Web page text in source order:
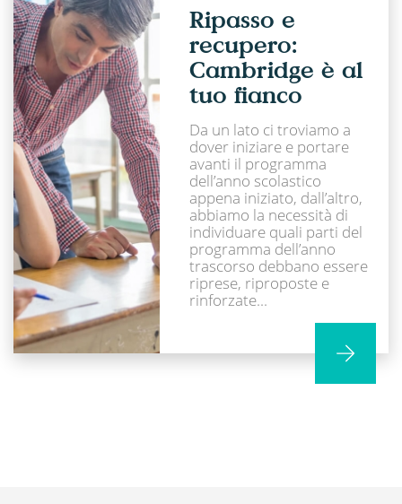
Ripasso e
recupero:
Cambridge è al
tuo fianco
Da un lato ci troviamo a
dover iniziare e portare
avanti il programma
dell’anno scolastico
appena iniziato, dall’altro,
abbiamo la necessità di
individuare quali parti del
programma dell’anno
trascorso debbano essere
riprese, riproposte e
rinforzate...